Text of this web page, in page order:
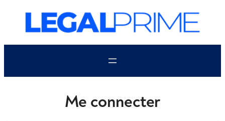
contenu
Me connecter